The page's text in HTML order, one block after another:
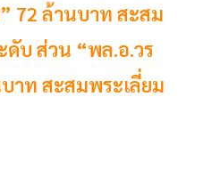
72 ล้านบาท สะสม
ดับ ส่วน “พล.อ.วร
าท สะสมพระเลี่ยม